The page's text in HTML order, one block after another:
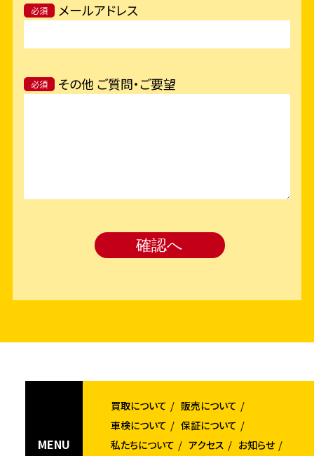
必須 メールアドレス
必須 その他 ご質問・ご要望
MENU
買取について
販売について
車検について
保証について
私たちについて
アクセス お知らせ